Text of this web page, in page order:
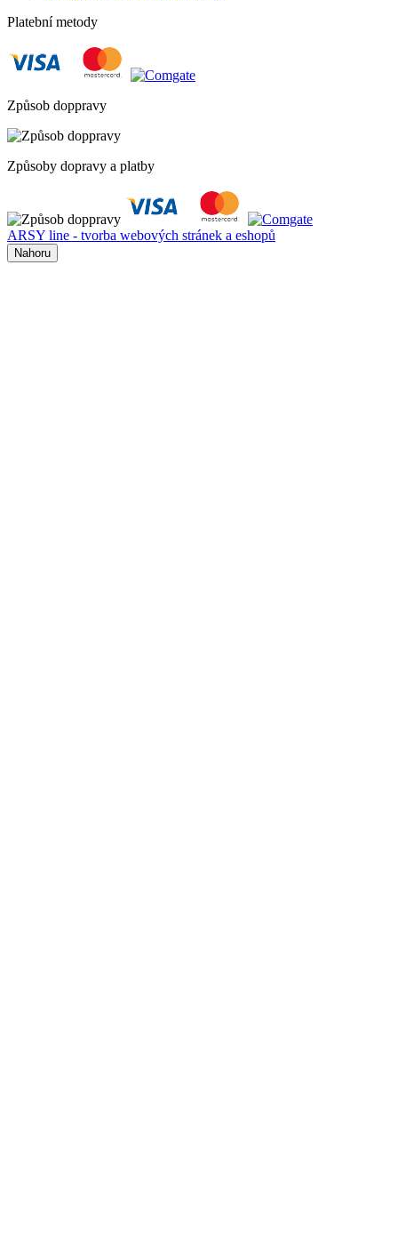
Platební metody
Způsob doppravy
Způsoby dopravy a platby
ARSY line - tvorba webových stránek a eshopů
Nahoru